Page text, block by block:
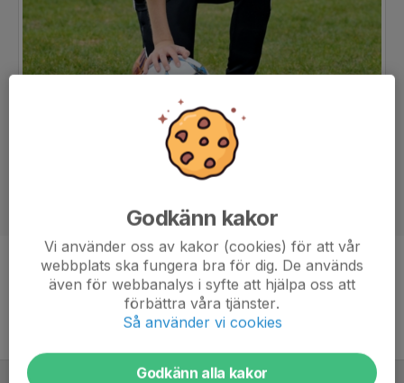
Ålder 12 år
Godkänn kakor
Vi använder oss av kakor (cookies) för att vår
webbplats ska fungera bra för dig. De används
även för webbanalys i syfte att hjälpa oss att
förbättra våra tjänster.
Så använder vi cookies
Godkänn alla kakor